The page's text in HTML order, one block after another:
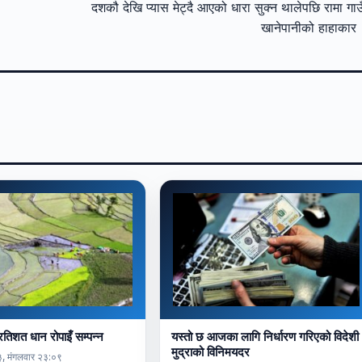
दशकौ देखि प्यास मेट्दै आएको धारा सुक्न थालेपछि रामा
खानेपानीको
धान रोपाइँ सम्पन्न
मंगलवार २३:०९
यस्तो छ आजका लागि निर्धारण गरिएको विदेशी
मुद्राको विनिमयदर